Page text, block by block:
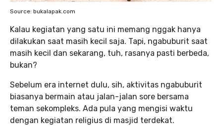
Source: bukalapak.com
Kalau kegiatan yang satu ini memang nggak hanya
dilakukan saat masih kecil saja. Tapi, ngabuburit saat
masih kecil dan sekarang, tuh, rasanya pasti berbeda,
bukan?
Sebelum era internet dulu, sih, aktivitas ngabuburit
biasanya bermain atau jalan-jalan sore bersama
teman sekompleks. Ada pula yang mengisi waktu
dengan kegiatan religius di masjid terdekat.